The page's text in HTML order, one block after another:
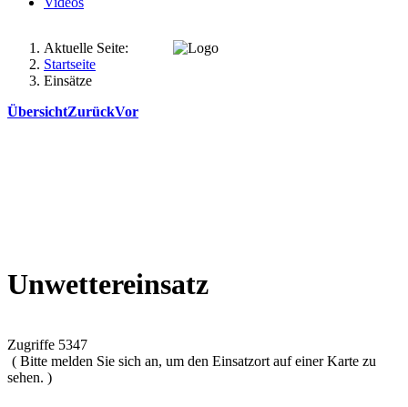
Aktuelle Seite:
Startseite
Einsätze
ÜbersichtZurückVor
Unwettereinsatz
Zugriffe 5347
( Bitte melden Sie sich an, um den Einsatzort auf einer Karte zu
sehen. )